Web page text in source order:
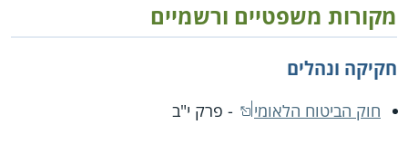
מקורות משפטיים ורשמיים
חקיקה ונהלים
חוק הביטוח הלאומי - פרק י"ב